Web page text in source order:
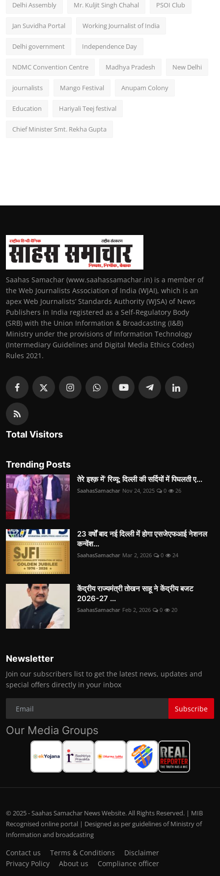
Delhi Assembly Mr. Kuljit Singh Chahal PSOI Club
Jan Suvidha Portal Working Journalist of India
Delhi government Independence Day
NDMC Convention Centre Madhya Pradesh New Delhi
journalists Mango Festival Anupam Colony
Education Hariyali Teej festival
Chief Minister Smt. Rekha Gupta
Saahas Samachar (www.saahassamachar.in) is a member of
the Web Journalists Association of India (WJAI), which is an
apex Web Journalists’ Standards Authority (WJSA) of News
Publishers in India registered as a Self-Regulatory Body
(SRB) with the Union Information & Broadcasting (I&B)
Ministry under the provisions of Information Technology
(Intermediary Guidelines and Digital Media Ethics Codes)
Rules 2021.
Total Visitors
Trending Posts
तेरे इश्क़ में’ रिव्यू: दिल्ली की सर्दियों में पिघलती ए...
SaahasSamachar Nov 24, 2025 0 26
23 वर्षों बाद नई दिल्ली में होगा एसजेएफआई नेशनल
कन्वेंश...
SaahasSamachar Mar 2, 2026 0 24
केंद्रीय राज्यमंत्री तोखन साहू ने केंद्रीय बजट
2026-27 ...
SaahasSamachar Feb 2, 2026 0 20
Newsletter
Join our subscribers list to get the latest news, updates and
special offers directly in your inbox
Subscribe
Our Media Groups
© 2025 - Saahas Samachar News Website. All Rights Reserved. | MIB
Recognised online portal | Designed as per guidelines of Ministry of
Information and broadcasting
Contact us Terms & Conditions
Disclaimer
Privacy Policy
About us Compliance officer